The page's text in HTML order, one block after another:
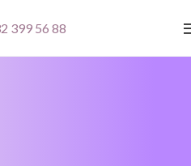
399 56 88